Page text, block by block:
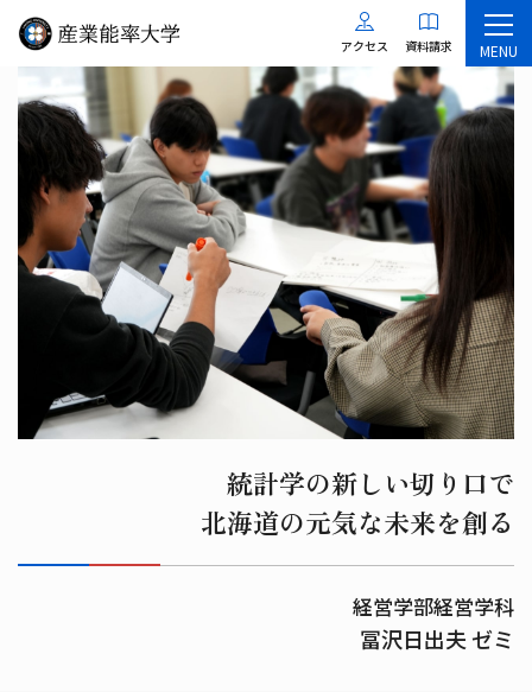
アクセス 資料請求 MENU
統計学の新しい切り口で
北海道の元気な未来を創る
経営学部経営学科
冨沢日出夫 ゼミ